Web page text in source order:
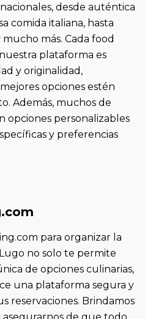
desde auténtica
comida italiana, hasta
más. Cada food
plataforma es
y originalidad,
opciones estén
Además, muchos de
opciones personalizables
y preferencias
para organizar la
no solo te permite
de opciones culinarias,
una plataforma segura y
reservaciones. Brindamos